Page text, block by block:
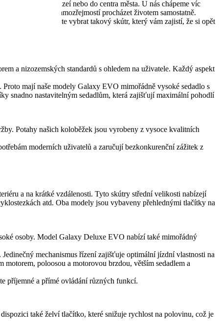
například do muzeí nebo do centra města. U nás chápeme víc
každého není samozřejmostí procházet životem samostatně.
EVO si můžete vybrat takový skútr, který vám zajistí, že si opět
a nizozemských standardů s ohledem na uživatele. Každý aspekt
mají naše modely Galaxy EVO mimořádně vysoké sedadlo s
snadno nastavitelným sedadlům, která zajišťují maximální pohodlí
Potahy našich koloběžek jsou vyrobeny z vysoce kvalitních
moderních uživatelů a zaručují bezkonkurenční zážitek z
a na krátké vzdálenosti. Tyto skútry střední velikosti nabízejí
atd. Oba modely jsou vybaveny přehlednými tlačítky na
osoby. Model Galaxy Deluxe EVO nabízí také mimořádný
mechanismus řízení zajišťuje optimální jízdní vlastnosti na
poloosou a motorovou brzdou, větším sedadlem a
příjemné a přímé ovládání různých funkcí.
také želví tlačítko, které snižuje rychlost na polovinu, což je